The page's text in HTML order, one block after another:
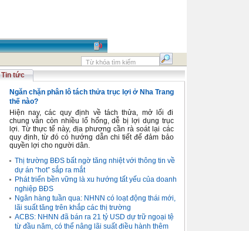
Tin tức
Ngăn chặn phân lô tách thửa trục lợi ở Nha Trang
thế nào?
Hiện nay, các quy định về tách thửa, mở lối đi
chung vẫn còn nhiều lổ hổng, dễ bị lợi dụng trục
lợi. Từ thực tế này, địa phương cần rà soát lại các
quy định, từ đó có hướng dẫn chi tiết để đảm bảo
quyền lợi cho người dân.
Thị trường BĐS bất ngờ tăng nhiệt với thông tin về
dự án “hot” sắp ra mắt
Phát triển bền vững là xu hướng tất yếu của doanh
nghiệp BĐS
Ngân hàng tuần qua: NHNN có loạt động thái mới,
lãi suất tăng trên khắp các thị trường
ACBS: NHNN đã bán ra 21 tỷ USD dự trữ ngoại tệ
từ đầu năm, có thể nâng lãi suất điều hành thêm